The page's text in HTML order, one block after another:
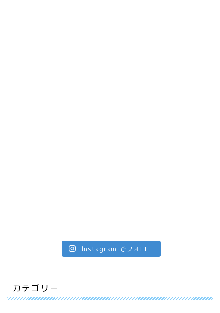
Instagram でフォロー
カテゴリー